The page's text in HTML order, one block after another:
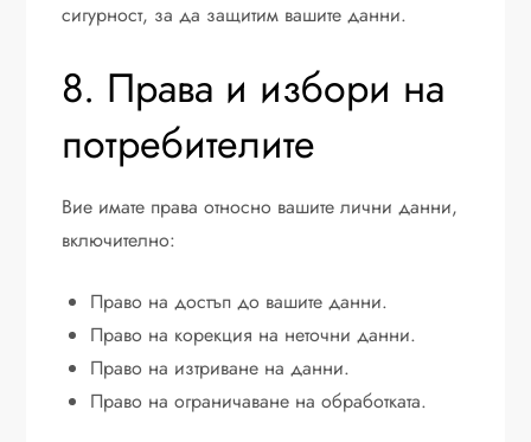
сигурност, за да защитим вашите данни.
8. Права и избори на
потребителите
Вие имате права относно вашите лични данни,
включително:
Право на достъп до вашите данни.
Право на корекция на неточни данни.
Право на изтриване на данни.
Право на ограничаване на обработката.